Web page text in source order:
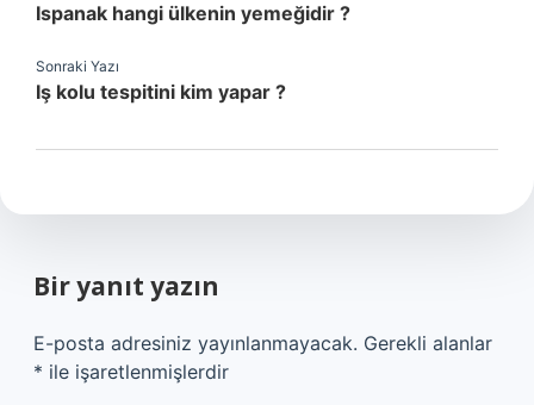
Ispanak hangi ülkenin yemeğidir ?
Sonraki Yazı
Iş kolu tespitini kim yapar ?
Bir yanıt yazın
E-posta adresiniz yayınlanmayacak. Gerekli alanlar
* ile işaretlenmişlerdir